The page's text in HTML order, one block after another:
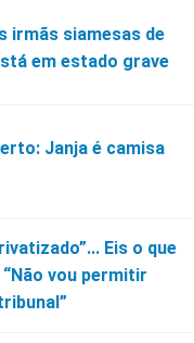
irmãs siamesas de
em estado grave
Janja é camisa
Eis o que
vou permitir